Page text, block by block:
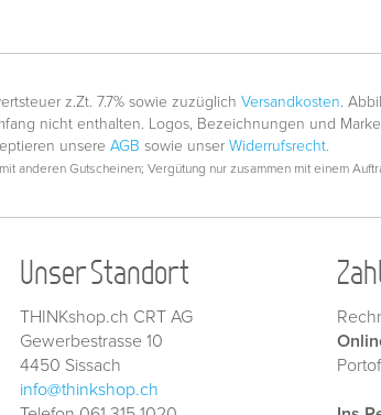
z.Zt. 7.7% sowie zuzüglich Versandkosten.
nicht enthalten. Logos, Bezeichnungen und
unsere AGB sowie unser Widerrufsrecht.
anderen Gutscheinen; Vergütung nur zusammen mit einem
Unser Standort
THINKshop.ch CRT AG
Gewerbestrasse 10
4450 Sissach
info@thinkshop.ch